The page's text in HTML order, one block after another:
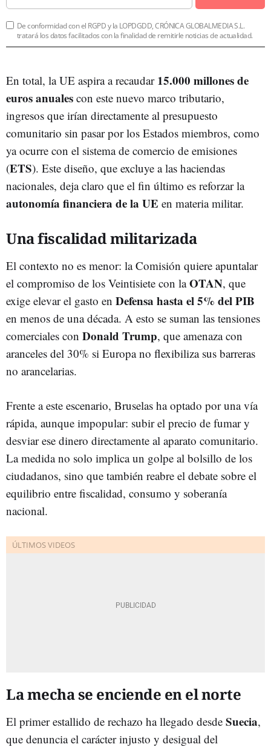
De conformidad con el RGPD y la LOPDGDD, CRÓNICA GLOBALMEDIA S.L.
tratará los datos facilitados con la finalidad de remitirle noticias de actualidad.
En total, la UE aspira a recaudar 15.000 millones de
euros anuales con este nuevo marco tributario,
ingresos que irían directamente al presupuesto
comunitario sin pasar por los Estados miembros, como
ya ocurre con el sistema de comercio de emisiones
(ETS). Este diseño, que excluye a las haciendas
nacionales, deja claro que el fin último es reforzar la
autonomía financiera de la UE en materia militar.
Una fiscalidad militarizada
El contexto no es menor: la Comisión quiere apuntalar
el compromiso de los Veintisiete con laOTAN, que
exige elevar el gasto en Defensa hasta el 5% del PIB
en menos de una década. A esto se suman las tensiones
comerciales con Donald Trump, que amenaza con
aranceles del 30% si Europa no flexibiliza sus barreras
no arancelarias.
Frente a este escenario, Bruselas ha optado por una vía
rápida, aunque impopular: subir el precio de fumar y
desviar ese dinero directamente al aparato comunitario.
La medida no solo implica un golpe al bolsillo de los
ciudadanos, sino que también reabre el debate sobre el
equilibrio entre fiscalidad, consumo y soberanía
nacional.
La mecha se enciende en el norte
El primer estallido de rechazo ha llegado desde Suecia,
que denuncia el carácter injusto y desigual del